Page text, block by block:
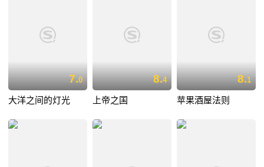
7.0
大洋之间的灯光
8.4
上帝之国
8.1
苹果酒屋法则